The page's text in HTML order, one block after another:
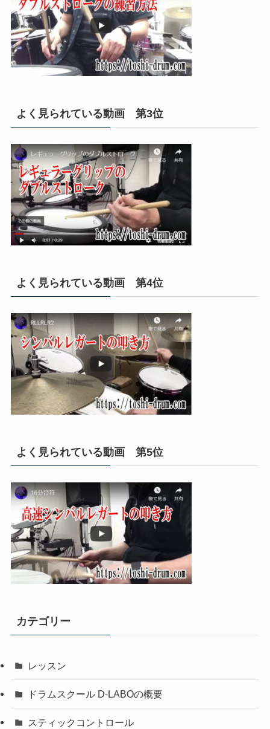
よく見られている動画 第3位
よく見られている動画 第4位
よく見られている動画 第5位
カテゴリー
レッスン
ドラムスクール D-LABOの概要
スティックコントロール